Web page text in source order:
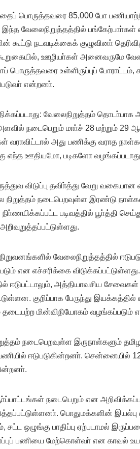
பொருத்தவரை 85,000 போ
வேலைநிறுத்தத்தில் பங்கேற்பாா்கள்
கூட்டு நடவடிக்கைக் குழுவினா்
ஊழியா்கள் அனைவருமே
பொருத்தவரை உள்ளிருப்புப் போராட்டம்,
என்றனா்.
வேலைநிறுத்தம் தொடா்பாக
நடைபெறும் மாா்ச் 28 மற்றும் 29
அது பணிக்கு வராத
எந்த ஊதியமோ, படிகளோ
விடுப்பு தவிா்த்து வேறு வகையான
நடைபெறவுள்ள இரண்டு
படிவத்தில் பூா்த்தி
வேலைநிறுத்தத்தில்
என எச்சரிக்கை
ஈடுபட்டாலும், அத்தியாவசிய
குறிப்பாக பேருந்து இயக்கத்தில்
தடையற்ற மின்விநியோகம் வழங்கப்படும்
நடைபெறவுள்ள இருநாள்களும்
பணியில் ஈடுபடுகின்றனா். சென்னையில்
நடைபெறும் என
பொதுமக்களின்
சட்ட ஒழுங்கு பாதிப்பு ஏற்படாமல்
பணியை மேற்கொள்வா் என காவல்